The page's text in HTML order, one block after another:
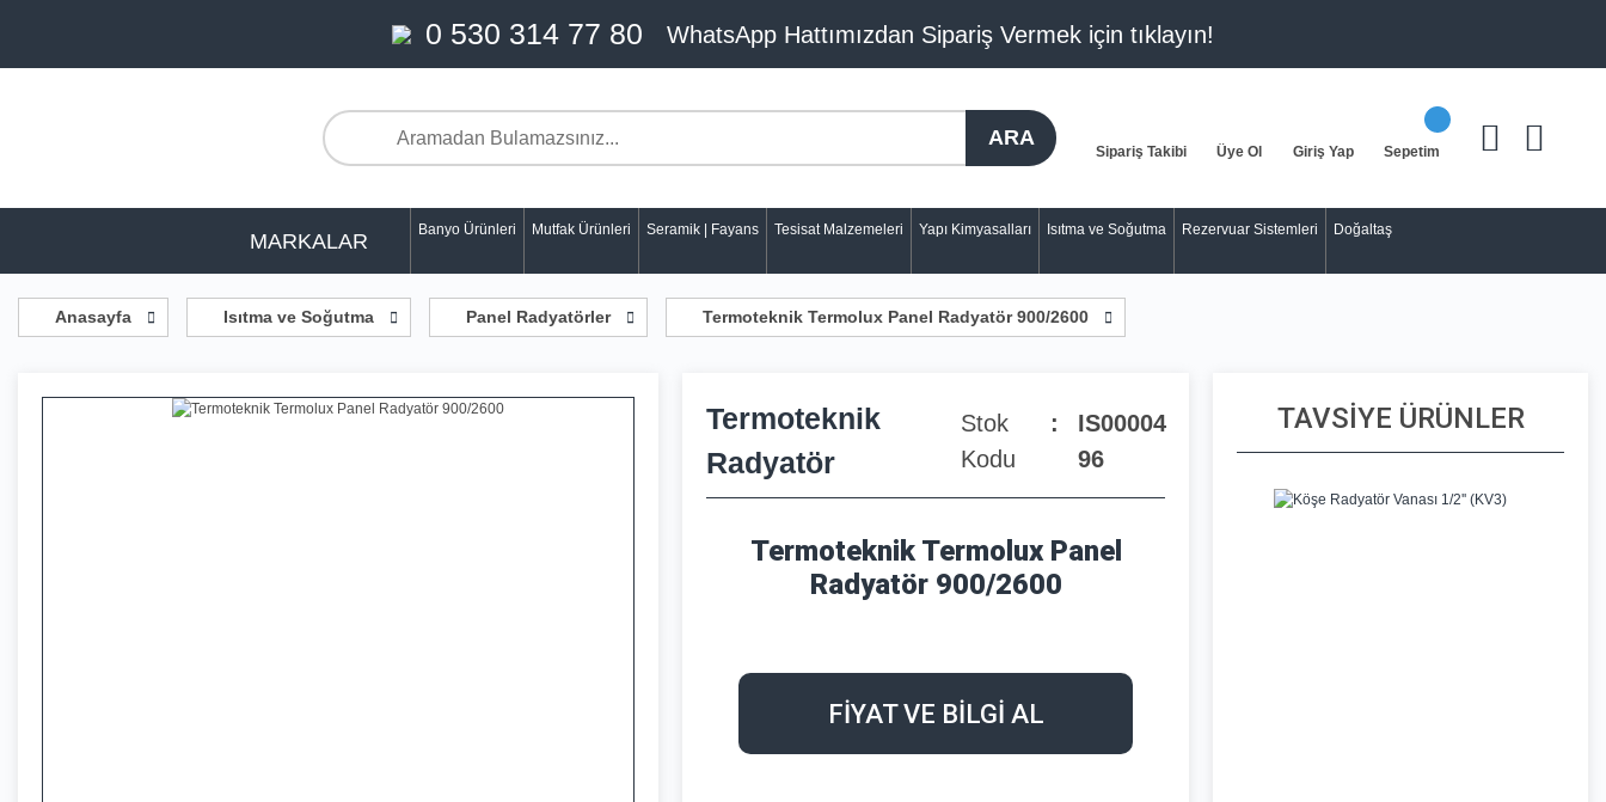
0 530 314 77 80 WhatsApp Hattımızdan Sipariş Vermek için tıklayın!
ARA
Sipariş Takibi Üye Ol Giriş Yap Sepetim
MARKALAR Banyo Ürünleri Mutfak Ürünleri Seramik | Fayans Tesisat Malzemeleri Yapı Kimyasalları Isıtma ve Soğutma Rezervuar Sistemleri Doğaltaş
Anasayfa Isıtma ve Soğutma Panel Radyatörler Termoteknik Termolux Panel Radyatör 900/2600
Termoteknik
Radyatör
Stok
Kodu
IS00004
96
Termoteknik Termolux Panel
Radyatör 900/2600
FİYAT VE BİLGİ AL
TAVSİYE ÜRÜNLER